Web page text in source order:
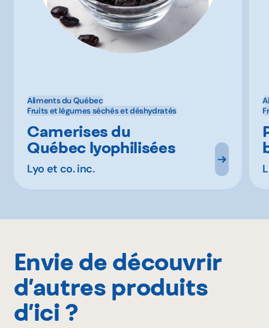
Aliments du Québec
Fruits et légumes séchés et déshydratés
Camerises du
Québec lyophilisées
Lyo et co. inc.
Envie de découvrir
d’autres produits
d’ici ?